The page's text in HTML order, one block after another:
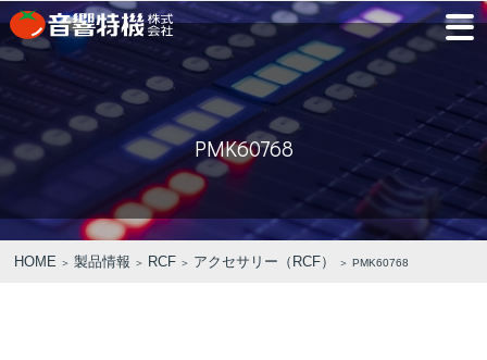
EN
PRODUCTS
製品情報
⾳響特機の特長
CONCEPT
⾳響特機の特長
特
機
特
モ
ル
ル
ム
PICK UP TRAINING
COMPANY
企業情報
概
要
営
所
社
沿
革
採
情
報
PMK60768
HOME ＞製品情報 ＞ RCF ＞ アクセサリー（RCF） ＞ PMK60768